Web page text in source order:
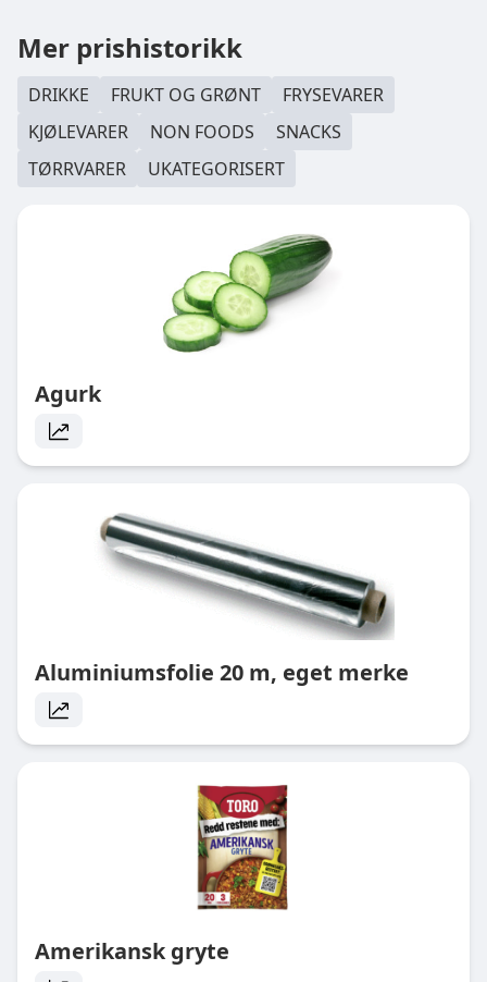
Mer prishistorikk
DRIKKE FRUKT OG GRØNT
FRYSEVARER
KJØLEVARER
NON FOODS
SNACKS
TØRRVARER
UKATEGORISERT
Agurk
Aluminiumsfolie 20 m, eget merke
Amerikansk gryte